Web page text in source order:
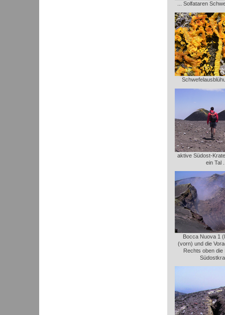
... Solfataren
aktive Südost-
ein Tal
Bocca Nuova 1
(vorn) und die
Rechts oben die